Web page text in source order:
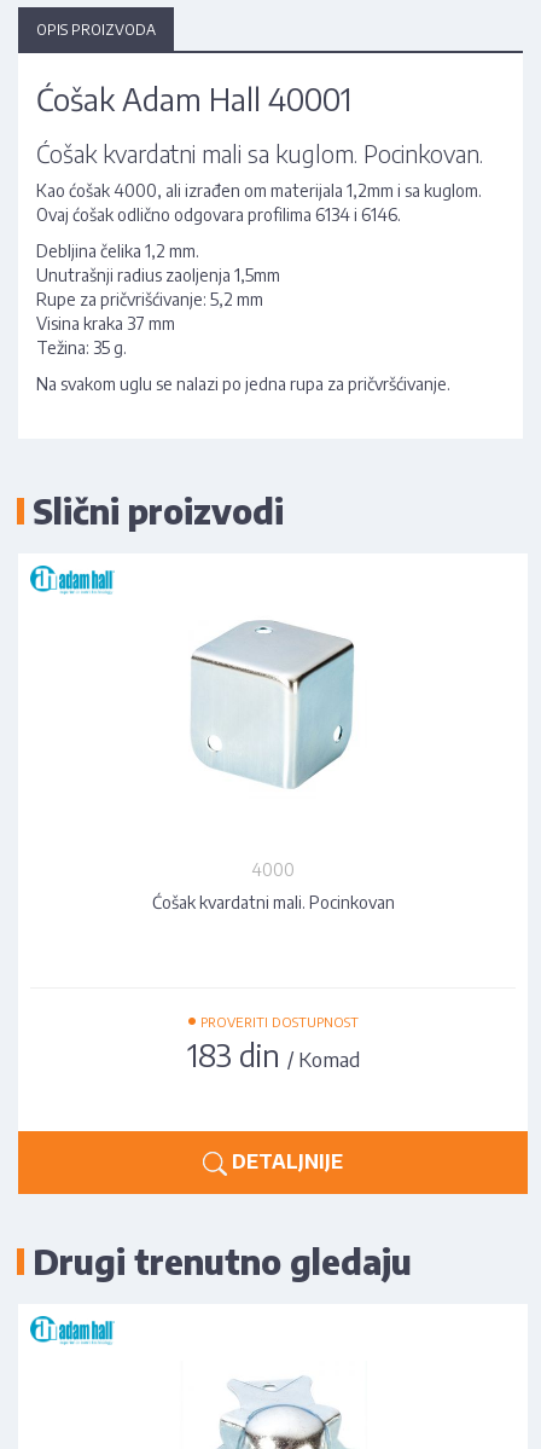
OPIS PROIZVODA
Ćošak Adam Hall 40001
Ćošak kvardatni mali sa kuglom. Pocinkovan.
Kao ćošak 4000, ali izrađen om materijala 1,2mm i sa kuglom.
Ovaj ćošak odlično odgovara profilima 6134 i 6146.
Debljina čelika 1,2 mm.
Unutrašnji radius zaoljenja 1,5mm
Rupe za pričvrišćivanje: 5,2 mm
Visina kraka 37 mm
Težina: 35 g.
Na svakom uglu se nalazi po jedna rupa za pričvršćivanje.
Slični proizvodi
4000
Ćošak kvardatni mali. Pocinkovan
• PROVERITI DOSTUPNOST
183 din / Komad
DETALJNIJE
Drugi trenutno gledaju